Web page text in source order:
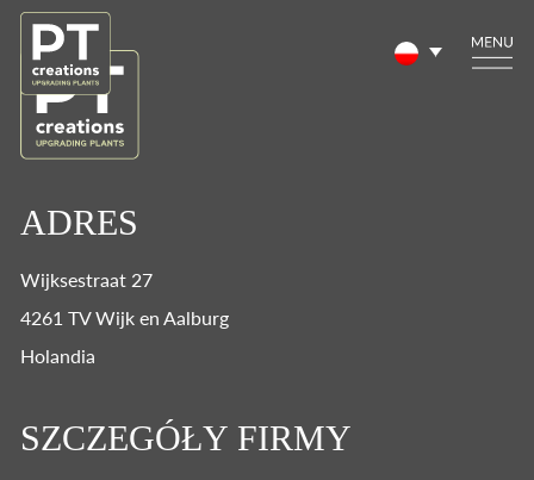
ADRES
Wijksestraat 27
4261 TV Wijk en Aalburg
Holandia
SZCZEGÓŁY FIRMY